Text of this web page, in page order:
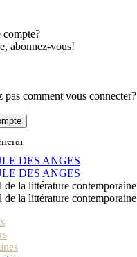
compte?
abonnez-vous!
pas comment vous connecter?